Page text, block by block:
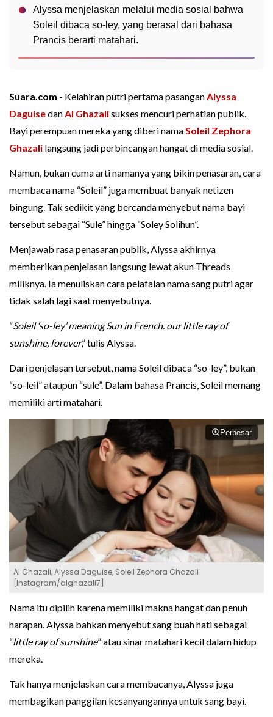
Alyssa menjelaskan melalui media sosial bahwa
Soleil dibaca so-ley, yang berasal dari bahasa
Prancis berarti matahari.
Suara.com - Kelahiran putri pertama pasanganAlyssa
DaguisedanAl Ghazalisukses mencuri perhatian publik.
Bayi perempuan mereka yang diberi namaSoleil Zephora
Ghazali langsung jadi perbincangan hangat di media sosial.
Namun, bukan cuma arti namanya yang bikin penasaran, cara
membaca nama “Soleil” juga membuat banyak netizen
bingung. Tak sedikit yang bercanda menyebut nama bayi
tersebut sebagai “Sule” hingga “Soley Solihun”.
Menjawab rasa penasaran publik, Alyssa akhirnya
memberikan penjelasan langsung lewat akun Threads
miliknya. Ia menuliskan cara pelafalan nama sang putri agar
tidak salah lagi saat menyebutnya.
“Soleil ‘so-ley’ meaning Sun in French. our little ray of
sunshine, forever,” tulis Alyssa.
Dari penjelasan tersebut, nama Soleil dibaca “so-ley”, bukan
“so-leil” ataupun “sule”. Dalam bahasa Prancis, Soleil memang
memiliki arti matahari.
Perbesar
Al Ghazali, Alyssa Daguise, Soleil Zephora Ghazali
[Instagram/alghazali7]
Nama itu dipilih karena memiliki makna hangat dan penuh
harapan. Alyssa bahkan menyebut sang buah hati sebagai
“little ray of sunshine” atau sinar matahari kecil dalam hidup
mereka.
Tak hanya menjelaskan cara membacanya, Alyssa juga
membagikan panggilan kesanyangannya untuk sang bayi.